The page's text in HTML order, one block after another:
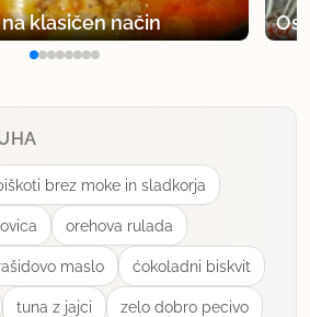
klasičen način
brez moke in sladkorja
orehova rulada
maslo ćokoladni biskvit
tuna z jajci zelo dobro pecivo